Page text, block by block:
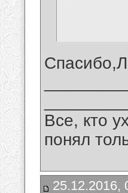
Все, кто
понял
25.12.2016,